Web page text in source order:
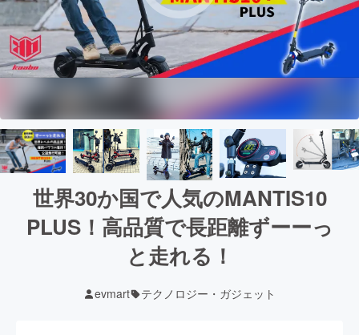
世界30か国で人気のMANTIS10
PLUS！高品質で長距離ずーーっ
と走れる！
evmart テクノロジー・ガジェット